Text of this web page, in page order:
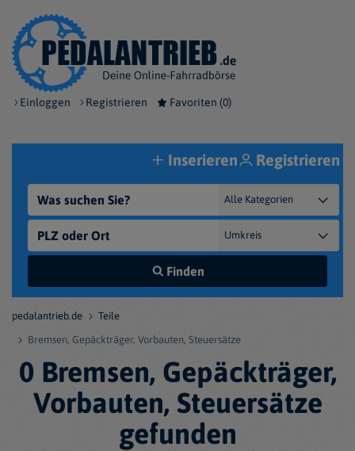
Einloggen Registrieren Favoriten (0)
Finden
Inserieren Registrieren
pedalantrieb.de
Teile
Bremsen, Gepäckträger, Vorbauten, Steuersätze
0 Bremsen, Gepäckträger,
Vorbauten, Steuersätze
gefunden